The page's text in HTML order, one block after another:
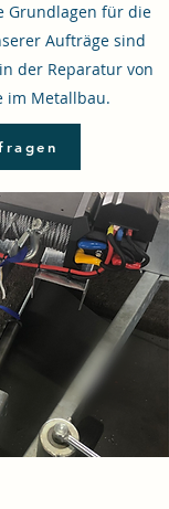
Grundlagen für die
Aufträge sind
der Reparatur von
im Metallbau.